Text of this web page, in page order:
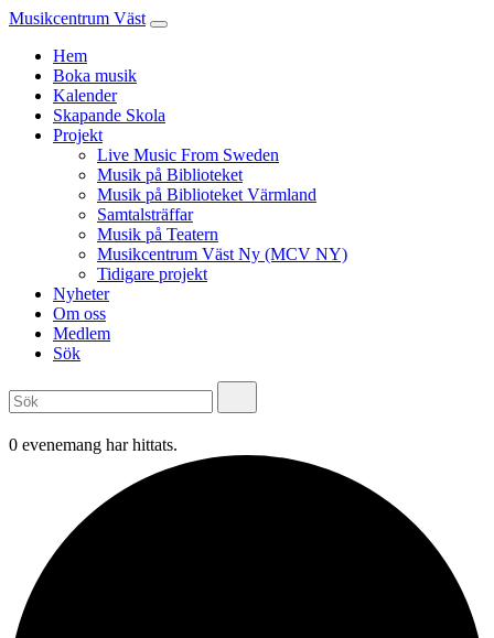
Musikcentrum Väst
Hem
Boka musik
Kalender
Skapande Skola
Projekt
Live Music From Sweden
Musik på Biblioteket
Musik på Biblioteket Värmland
Samtalsträffar
Musik på Teatern
Musikcentrum Väst Ny (MCV NY)
Tidigare projekt
Nyheter
Om oss
Medlem
Sök
0 evenemang har hittats.